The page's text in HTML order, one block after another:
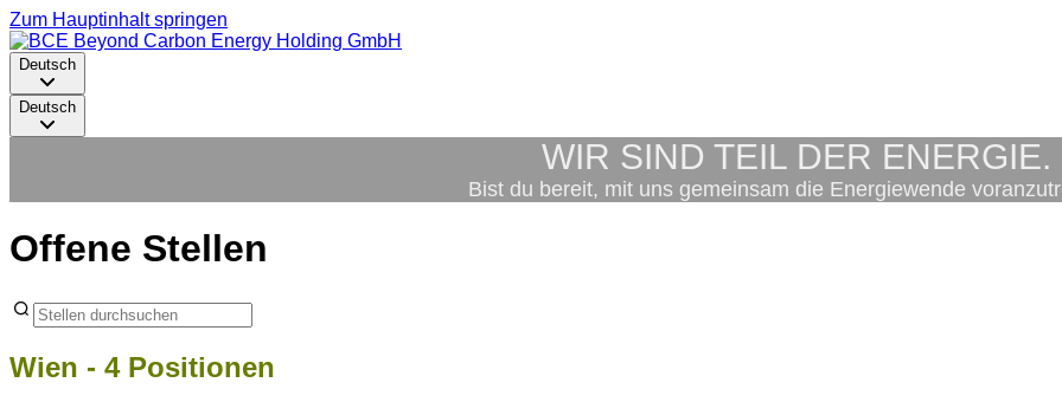
Zum Hauptinhalt springen
Deutsch
Deutsch
WIR SIND TEIL DER ENERGIE.
Bist du bereit, mit uns gemeinsam die Energiewende
Offene Stellen
Wien - 4 Positionen